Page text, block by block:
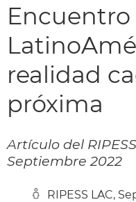
Encuentro
realidad
próxima
Artículo del
Septiembre 2022
RIPESS LAC,